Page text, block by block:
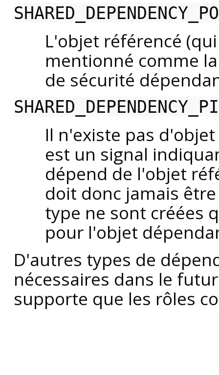
L'objet référencé
mentionné comme
de sécurité
Il n'existe pas
est un signal
dépend de l'objet
doit donc jamais
type ne sont créées
pour l'objet
D'autres types de
nécessaires dans le
supporte que les rôles